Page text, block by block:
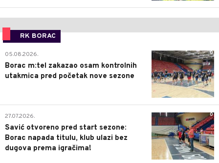
RK BORAC
0
05.08.2026.
Borac m:tel zakazao osam kontrolnih
utakmica pred početak nove sezone
0
27.07.2026.
Savić otvoreno pred start sezone:
Borac napada titulu, klub ulazi bez
dugova prema igračima!